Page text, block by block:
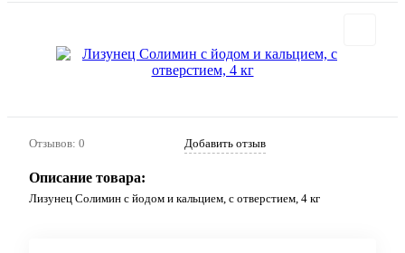
Отзывов: 0 Добавить отзыв
Описание товара:
Лизунец Солимин с йодом и кальцием, с отверстием, 4 кг